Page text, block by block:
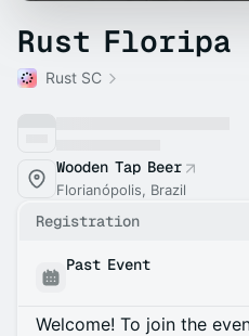
Rust Floripa
Rust SC
Wooden Tap Beer
Florianópolis, Brazil
Registration
Past Event
Welcome! To join the